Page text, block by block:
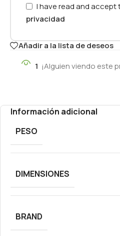
I have read and accept
privacidad
Añadir a la lista de deseos
1 ¡Alguien viendo este
Información adicional
PESO
DIMENSIONES
BRAND